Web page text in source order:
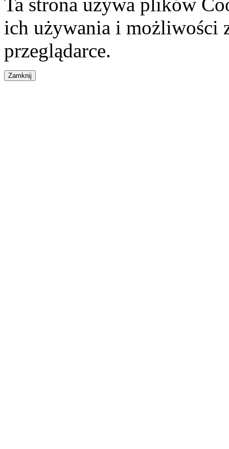
Ta strona używa plików
ich używania i możliwości
przeglądarce.